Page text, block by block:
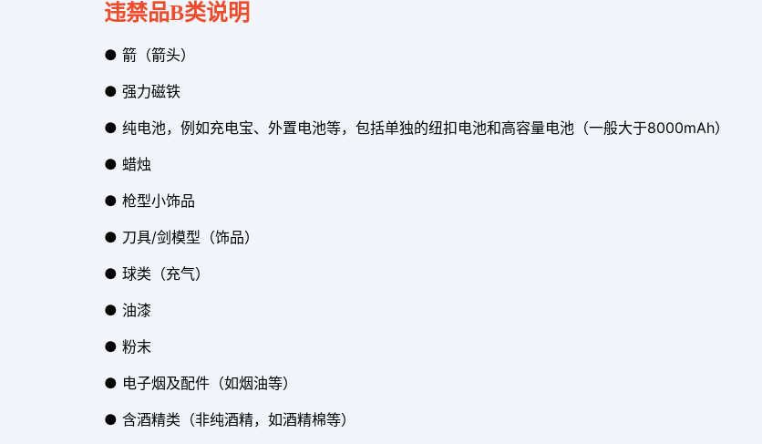
违禁品B类说明
● 箭（箭头）
● 强力磁铁
● 纯电池，例如充电宝、外置电池等，包括单独的纽扣电池和高容量电池（一般大于8000mAh）
● 蜡烛
● 枪型小饰品
● 刀具/剑模型（饰品）
● 球类（充气）
● 油漆
● 粉末
● 电子烟及配件（如烟油等）
● 含酒精类（非纯酒精，如酒精棉等）